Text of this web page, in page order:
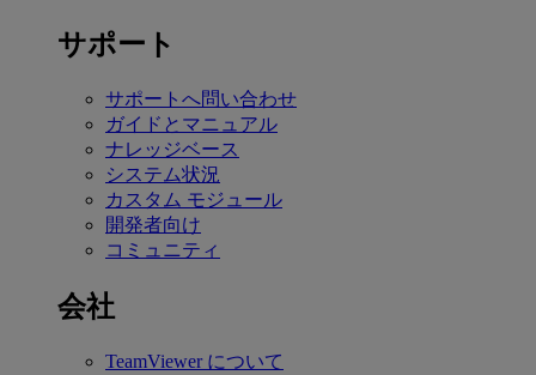
サポート
サポートへ問い合わせ
ガイドとマニュアル
ナレッジベース
システム状況
カスタム モジュール
開発者向け
コミュニティ
会社
TeamViewer について